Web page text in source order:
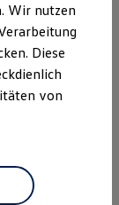
Wir nutzen
Diese
von